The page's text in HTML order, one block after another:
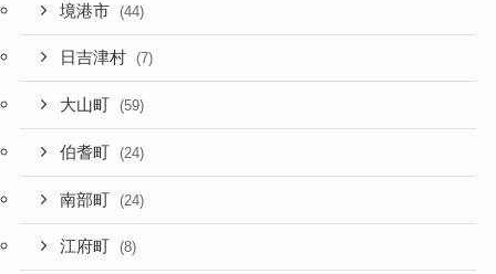
境港市 (44)
日吉津村 (7)
大山町 (59)
伯耆町 (24)
南部町 (24)
江府町 (8)